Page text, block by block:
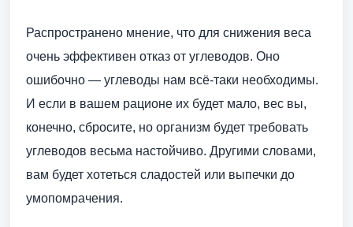
Распространено мнение, что для снижения веса
очень эффективен отказ от углеводов. Оно
ошибочно — углеводы нам всё-таки необходимы.
И если в вашем рационе их будет мало, вес вы,
конечно, сбросите, но организм будет требовать
углеводов весьма настойчиво. Другими словами,
вам будет хотеться сладостей или выпечки до
умопомрачения.